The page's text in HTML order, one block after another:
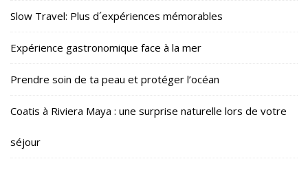
Slow Travel: Plus d´expériences mémorables
Expérience gastronomique face à la mer
Prendre soin de ta peau et protéger l’océan
Coatis à Riviera Maya : une surprise naturelle lors de votre
séjour